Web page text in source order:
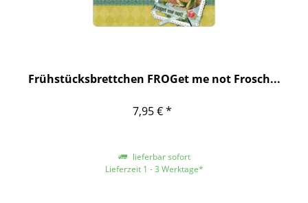
Frühstücksbrettchen FROGet me not Frosch...
7,95 € *
lieferbar sofort
Lieferzeit 1 - 3 Werktage*